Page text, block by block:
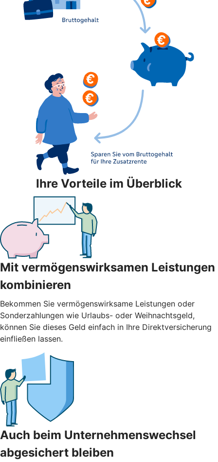
Ihre Vorteile im Überblick
Mit vermögenswirksamen Leistungen
kombinieren
Bekommen Sie vermögenswirksame Leistungen oder
Sonderzahlungen wie Urlaubs- oder Weihnachtsgeld,
können Sie dieses Geld einfach in Ihre Direktversicherung
einfließen lassen.
Auch beim Unternehmenswechsel
abgesichert bleiben